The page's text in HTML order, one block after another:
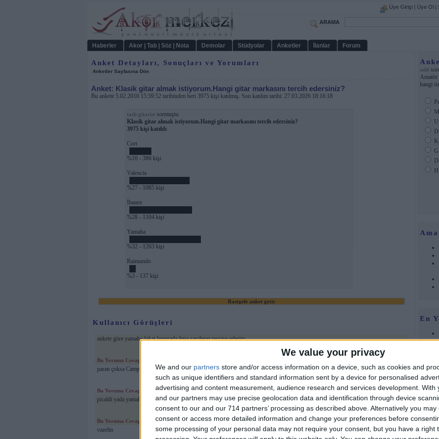
We value your privacy
We and our partners store and/or access information on a device, such as cookies and
such as unique identifiers and standard information sent by a device for personalised
advertising and content measurement, audience research and services development. With
and our partners may use precise geolocation data and identification through device
consent to our and our 714 partners’ processing as described above. Alternatively you
consent or access more detailed information and change your preferences before
some processing of your personal data may not require your consent, but you have a right
Üye Girişi | Üye Ol |
ARAMA
Haberler Akor | Tab | Söz | Nota Demolar Stüdyolar Anketler İlanlar Forum
Anket Detayları, Sonuçları ve Yorumları
Anketler Sayfasına Dön
Anket: Klasik gitar almak istiyorum.Hangi gitar markasını tercih edersiniz?
Bu ankete 5.02.2010 15:59:52 tarihinden beri 3975 kişi katılmış. Son katılım tarihi: 27.03.2026 18:16:18
tatlı gitarist sormuştu:
Klasik gitar almak istiyorum.Hangi gitar markasını tercih edersiniz?
3975 kişi katıldı
Cort
%10 - 386 kişi
Valencia
%27 - 1085 kişi
İbanez
%28 - 1104 kişi
Yamaha
%32 - 1263 kişi
Raimundo
%3 - 137 kişi
Rastgele anket getir
Kullanıcı Görüşleri
ankete göre yamaha fakat lagunada fena sayılmaz tavsiye ederim..
Bu Yoruma Cevap Ver
paran çoksa Camps
Bu Yoruma Cevap Ver metal-ist| 27 Kasım 2011 Pazar 16:42
picaldi yada yamaha olabilir
Bu Yoruma Cevap Ver AthenaKolik| 4 Kasım 2011 Cuma 13:09
vazelin
selif
Amatör
hangi
En